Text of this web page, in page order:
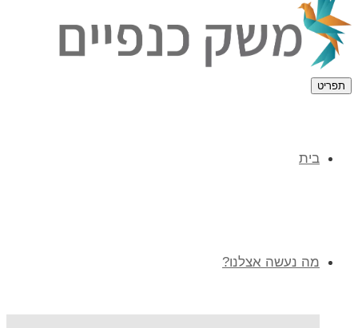
תפריט
בית
מה נעשה אצלנו?